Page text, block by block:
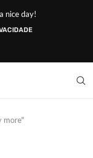
nice day!
more"